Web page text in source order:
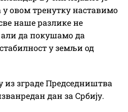
у овом тренутку наставимо
наше разлике не
да покушамо да
у земљи од
из зграде Председништва
дан за Србију.